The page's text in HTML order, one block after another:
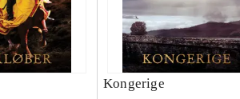
Kongerige